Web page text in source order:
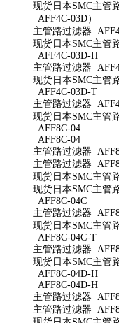
现货日本SMC主管
AFF4C-03D）
主管路过滤器
现货日本SMC主管
AFF4C-03D-H
主管路过滤器
现货日本SMC主管
AFF4C-03D-T
主管路过滤器
现货日本SMC主管
AFF8C-04
AFF8C-04
主管路过滤器
主管路过滤器
现货日本SMC主管
现货日本SMC主管
AFF8C-04C
主管路过滤器
现货日本SMC主管
AFF8C-04C-T
主管路过滤器
现货日本SMC主管
AFF8C-04D-H
AFF8C-04D-H
主管路过滤器
主管路过滤器